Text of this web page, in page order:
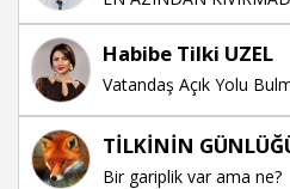
Habibe Tilki UZEL
Vatandaş Açık Yolu
TİLKİNİN
Bir gariplik var ama ne?